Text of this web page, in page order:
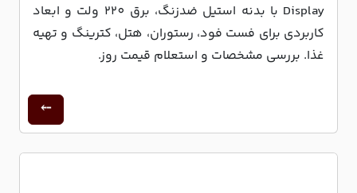
Display با بدنه استیل ضدزنگ، برق 220 ولت و ابعاد
کاربردی برای فست فود، رستوران، هتل، کترینگ و تهیه
غذا. بررسی مشخصات و استعلام قیمت روز.